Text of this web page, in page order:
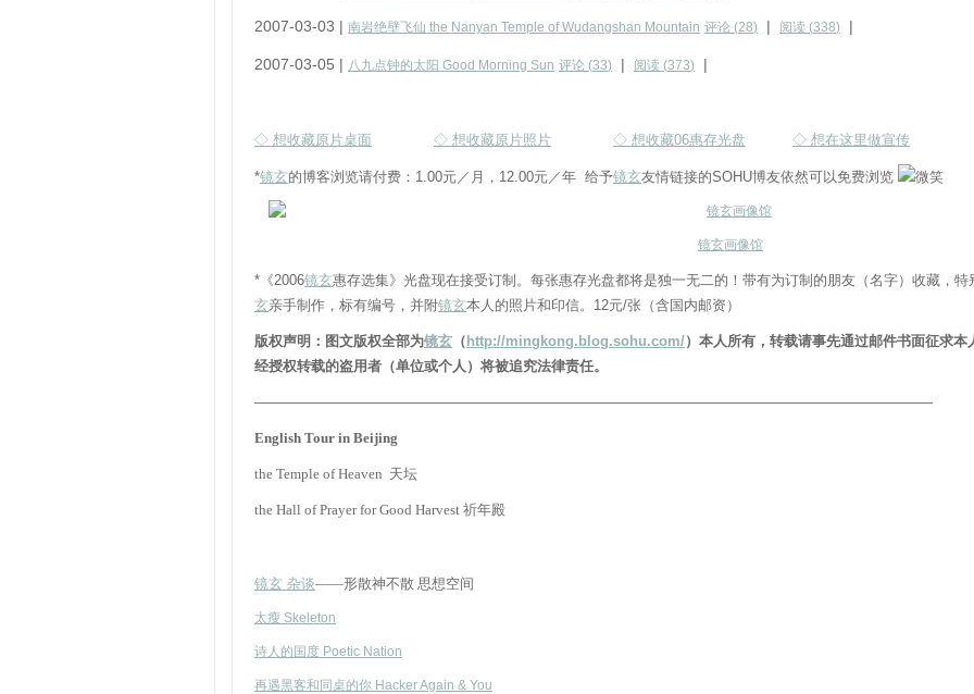
2007-03-03 | 南岩绝壁飞仙 the Nanyan Temple of Wudangshan Mountain 评论 (28) | 阅读 (338) |
2007-03-05 | 八九点钟的太阳 Good Morning Sun 评论 (33) | 阅读 (373) |
◇ 想收藏原片桌面 ◇ 想收藏原片照片 ◇ 想收藏06惠存光盘 ◇ 想在这里做宣传
*镜玄的博客浏览请付费：1.00元／月，12.00元／年 给予镜玄友情链接的SOHU博友依然可以免费浏览
镜玄画像馆
*《2006镜玄惠存选集》光盘现在接受订制。每张惠存光盘都将是独一无二的！带有为订制的朋友（名字）收藏，
玄亲手制作，标有编号，并附镜玄本人的照片和印信。12元/张（含国内邮资）
版权声明：图文版权全部为镜玄 （ http://mingkong.blog.sohu.com/）本人所有，转载请事先通过邮件书面征求
经授权转载的盗用者（单位或个人）将被追究法律责任。
————————————————————————————————————————————————
English Tour in Beijing
the Temple of Heaven 天坛
the Hall of Prayer for Good Harvest 祈年殿
镜玄 杂谈——形散神不散 思想空间
太瘦 Skeleton
诗人的国度 Poetic Nation
再遇黑客和同桌的你 Hacker Again & You